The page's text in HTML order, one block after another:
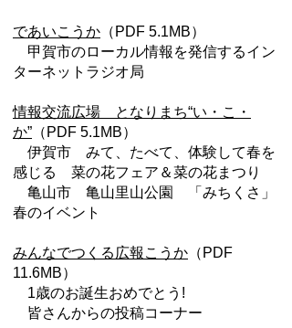
であいこうか （PDF 5.1MB）
甲賀市のローカル情報を発信するイン
ターネットラジオ局
情報交流広場 となりまち“い・こ・
か” （PDF 5.1MB）
伊賀市 みて、たべて、体験して春を
感じる 菜の花フェア＆菜の花まつり
亀山市 亀山里山公園 「みちくさ」
春のイベント
みんなでつくる広報こうか （PDF
11.6MB）
1歳のお誕生おめでとう!
皆さんからの投稿コーナー